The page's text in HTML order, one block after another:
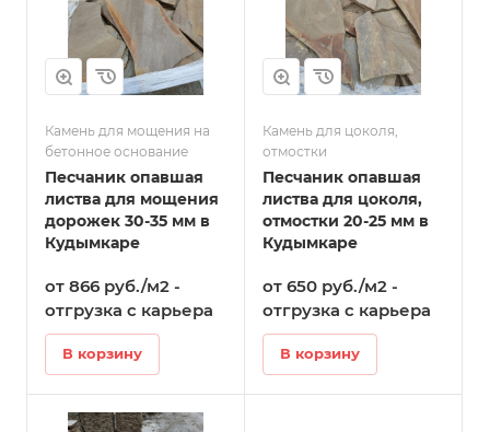
Камень для мощения на
бетонное основание
Песчаник опавшая
листва для мощения
дорожек 30-35 мм в
Кудымкаре
от 866 руб./м2 -
отгрузка с карьера
В корзину
Камень для цоколя,
отмостки
Песчаник опавшая
листва для цоколя,
отмостки 20-25 мм в
Кудымкаре
от 650 руб./м2 -
отгрузка с карьера
В корзину